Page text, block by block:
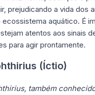
prejudicando a vida dos
ecossistema aquático. É
atentos aos sinais
para agir prontamente.
(Íctio)
também